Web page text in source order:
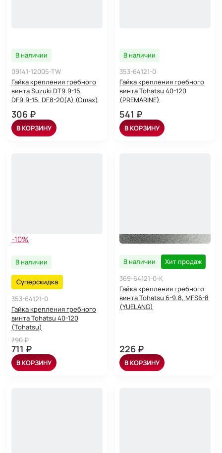
В наличии
09141-12005-TW
Гайка крепления гребного
винта Suzuki DT9.9-15,
DF9.9-15, DF8-20(A) (Omax)
306 ₽
В КОРЗИНУ
В наличии
353-64121-0
Гайка крепления гребного
винта Tohatsu 40-120
(PREMARINE)
541 ₽
В КОРЗИНУ
-10%
В наличии
Суперскидка
353-64121-0
Гайка крепления гребного
винта Tohatsu 40-120
(Tohatsu)
790 ₽
711 ₽
В КОРЗИНУ
В наличии
Хит продаж
369-64121-0-K
Гайка крепления гребного
винта Tohatsu 6-9.8, MFS6-8
(YUELANG)
226 ₽
В КОРЗИНУ